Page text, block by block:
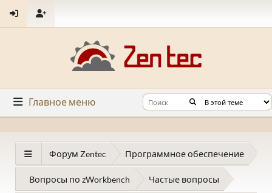
Главное меню
Форум Zentec Программное обеспечение
Вопросы по zWorkbench
Частые вопросы